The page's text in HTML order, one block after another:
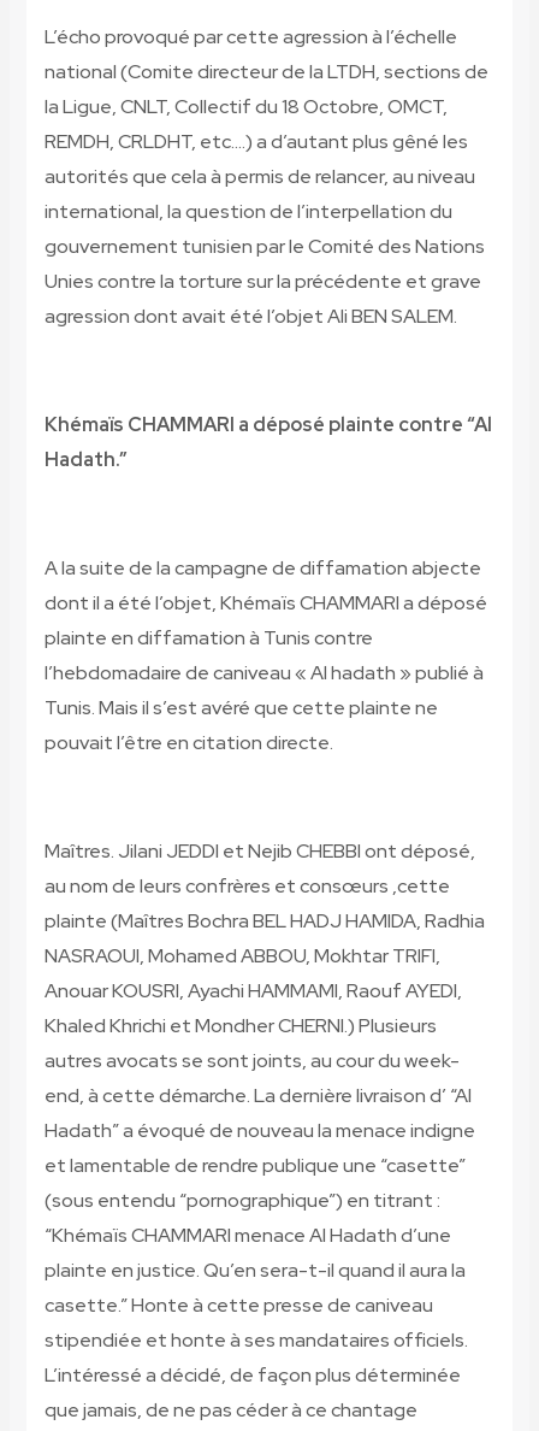
L’écho provoqué par cette agression à l’échelle
national (Comite directeur de la LTDH, sections de
la Ligue, CNLT, Collectif du 18 Octobre, OMCT,
REMDH, CRLDHT, etc.…) a d’autant plus gêné les
autorités que cela à permis de relancer, au niveau
international, la question de l’interpellation du
gouvernement tunisien par le Comité des Nations
Unies contre la torture sur la précédente et grave
agression dont avait été l’objet Ali BEN SALEM.
Khémaïs CHAMMARI a déposé plainte contre “Al
Hadath.”
A la suite de la campagne de diffamation abjecte
dont il a été l’objet, Khémaïs CHAMMARI a déposé
plainte en diffamation à Tunis contre
l’hebdomadaire de caniveau « Al hadath » publié à
Tunis. Mais il s’est avéré que cette plainte ne
pouvait l’être en citation directe.
Maîtres. Jilani JEDDI et Nejib CHEBBI ont déposé,
au nom de leurs confrères et consœurs ,cette
plainte (Maîtres Bochra BEL HADJ HAMIDA, Radhia
NASRAOUI, Mohamed ABBOU, Mokhtar TRIFI,
Anouar KOUSRI, Ayachi HAMMAMI, Raouf AYEDI,
Khaled Khrichi et Mondher CHERNI.) Plusieurs
autres avocats se sont joints, au cour du week-
end, à cette démarche. La dernière livraison d’ “Al
Hadath” a évoqué de nouveau la menace indigne
et lamentable de rendre publique une “casette”
(sous entendu “pornographique”) en titrant :
“Khémaïs CHAMMARI menace Al Hadath d’une
plainte en justice. Qu’en sera-t-il quand il aura la
casette.” Honte à cette presse de caniveau
stipendiée et honte à ses mandataires officiels.
L’intéressé a décidé, de façon plus déterminée
que jamais, de ne pas céder à ce chantage